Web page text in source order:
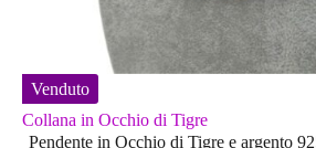
Venduto
Collana in Occhio di Tigre
Pendente in Occhio di Tigre e argento